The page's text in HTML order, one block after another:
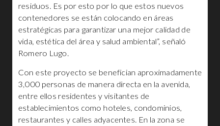
residuos. Es por esto por lo que estos nuevos
contenedores se están colocando en áreas
estratégicas para garantizar una mejor calidad de
vida, estética del área y salud ambiental”, señaló
Romero Lugo.
Con este proyecto se benefician aproximadamente
3,000 personas de manera directa en la avenida,
entre ellos residentes y visitantes de
establecimientos como hoteles, condominios,
restaurantes y calles adyacentes. En la zona se